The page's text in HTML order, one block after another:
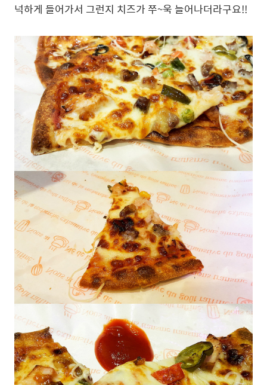
넉하게 들어가서 그런지 치즈가 쭈~욱 늘어나더라구요!!